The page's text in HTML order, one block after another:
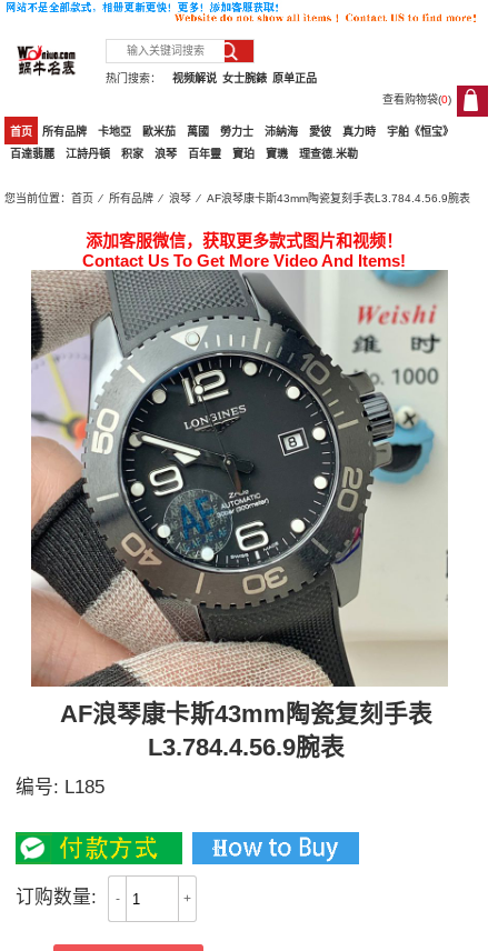
热门搜索： 原单正品
女士腕錶
视频解说
查看购物袋(0)
0
首页 所有品牌 卡地亞 歐米茄 萬國 勞力士 沛納海 愛彼 真力時
宇舶《恒宝》
百達翡麗
江詩丹頓 积家 浪琴 百年靈 寶珀 寶璣 理查德.米勒
您当前位置：首页 ⁄所有品牌 ⁄浪琴 ⁄ AF浪琴康卡斯43mm陶瓷复刻手表L3.784.4.56.9腕表
添加客服微信，获取更多款式图片和视频！
Contact Us To Get More Video And Items!
AF浪琴康卡斯43mm陶瓷复刻手表
L3.784.4.56.9腕表
编号: L185
订购数量: - +